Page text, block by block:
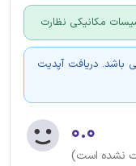
مکانیکی نظارت
باشد. دریافت آپدیت
۰.۰
نشده است)